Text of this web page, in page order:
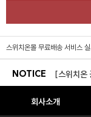
스위치온몰 무료배송 서비스
NOTICE
[구성변경]
[스위치온
리셋몰 새
회사소개